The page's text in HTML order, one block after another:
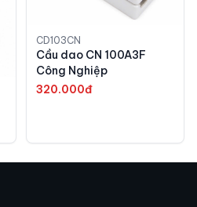
CD103CN
Cầu dao CN 100A3F
Công Nghiệp
320.000đ